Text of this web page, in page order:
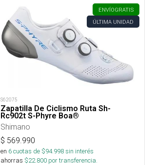
ENVÍOGRATIS
ÚLTIMA UNIDAD
S62075
Zapatilla De Ciclismo Ruta Sh-
Rc902t S-Phyre Boa®
Shimano
$ 569.990
en 6cuotas de $94.998sin interés
ahorras $22.800 por transferencia.